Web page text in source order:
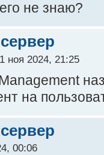
не знаю?
ноя 2024, 21:25
на
00:06